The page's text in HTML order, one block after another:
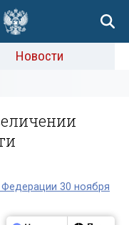
Новости
30 ноября